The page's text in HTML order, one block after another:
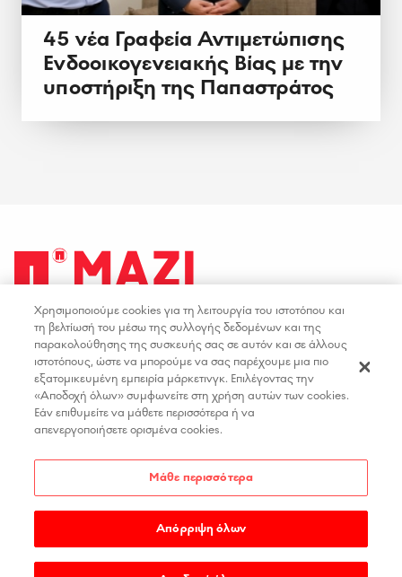
45 νέα Γραφεία Αντιμετώπισης
Ενδοοικογενειακής Βίας με την
υποστήριξη της Παπαστράτος
PAPASTRATOS
MADE BYWEDIA
ΟΡΟΙ ΧΡΗΣΗΣ
ΠΟΛΙΤΙΚΗ ΑΠΟΡΡΗΤΟΥ
ΔΗΛΩΣΗ ΠΡΟΣΒΑΣΙΜΟΤΗΤΑΣ
ΕΠΙΚΟΙΝΩΝΙΑ
ΘΕΣΕΙΣ ΕΡΓΑΣΙΑΣ
facebookyoutubeinstagramlinkedin
Χρησιμοποιούμε cookies για τη λειτουργία του ιστοτόπου και
τη βελτίωσή του μέσω της συλλογής δεδομένων και της
παρακολούθησης της συσκευής σας σε αυτόν και σε άλλους
ιστοτόπους, ώστε να μπορούμε να σας παρέχουμε μια πιο
εξατομικευμένη εμπειρία μάρκετινγκ. Επιλέγοντας την
«Αποδοχή όλων» συμφωνείτε στη χρήση αυτών των cookies.
Εάν επιθυμείτε να μάθετε περισσότερα ή να
απενεργοποιήσετε ορισμένα cookies.
Μάθε περισσότερα
Απόρριψη όλων